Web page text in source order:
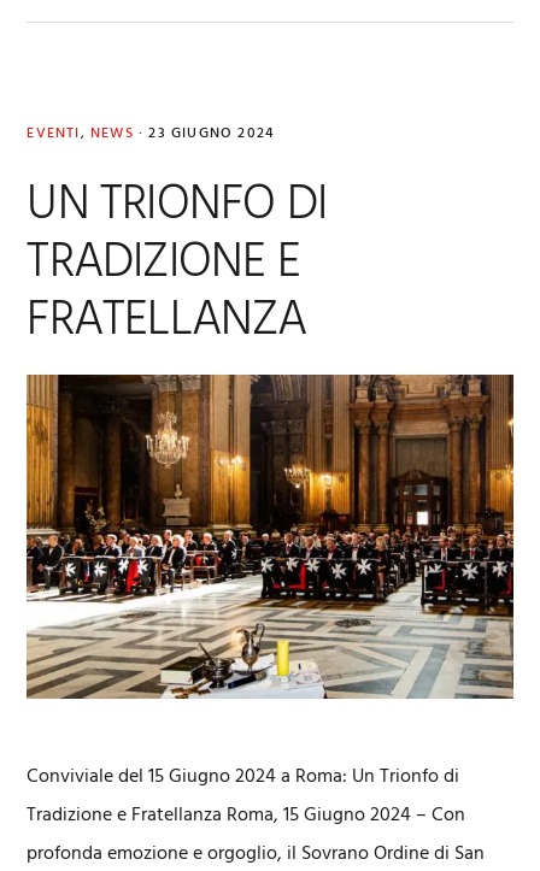
EVENTI, NEWS · 23 GIUGNO 2024
UN TRIONFO DI
TRADIZIONE E
FRATELLANZA
Conviviale del 15 Giugno 2024 a Roma: Un Trionfo di
Tradizione e Fratellanza Roma, 15 Giugno 2024 – Con
profonda emozione e orgoglio, il Sovrano Ordine di San